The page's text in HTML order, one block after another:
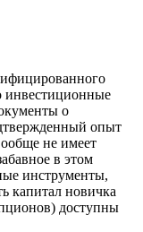
инвестиционные
о
опыт
не имеет
в этом
инструменты,
капитал новичка
доступны